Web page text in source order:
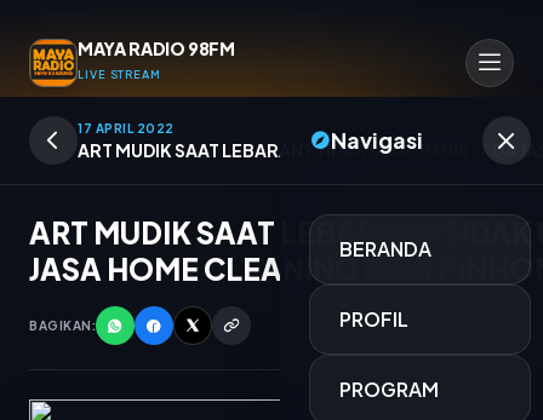
MAYA RADIO 98FM
LIVE STREAM
Navigasi
BERANDA
PROFIL
PROGRAM
17 APRIL 2022
ART MUDIK SAAT LEBARAN? TIDAK USAH PANIK. ADA
ART MUDIK SAAT LEBARAN?
JASA HOME CLEANING DARI
BAGIKAN: